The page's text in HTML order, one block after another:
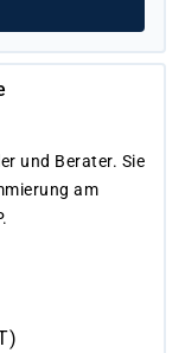
und Berater. Sie
am